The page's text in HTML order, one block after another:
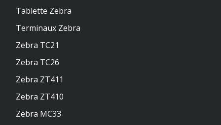
Tablette Zebra
Terminaux Zebra
Zebra TC21
Zebra TC26
Zebra ZT411
Zebra ZT410
Zebra MC33